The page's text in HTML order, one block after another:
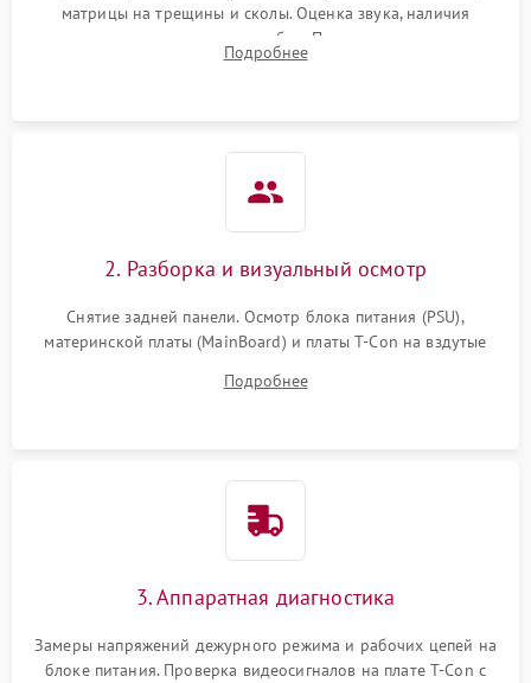
матрицы на трещины и сколы. Оценка звука, наличия
подсветки и индикаторов ошибок. Подключение тестовых
источников сигнала для выявления симптомов поломки.
Подробнее
2. Разборка и визуальный осмотр
Снятие задней панели. Осмотр блока питания (PSU),
материнской платы (MainBoard) и платы T-Con на вздутые
Проверка надежности фиксации и целостности шлейфов.
Подробнее
3. Аппаратная диагностика
Замеры напряжений дежурного режима и рабочих цепей на
блоке питания. Проверка видеосигналов на плате T-Con с